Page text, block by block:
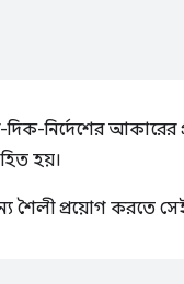
নির্দেশের আকারের
হয়।
শৈলী প্রয়োগ করতে সেই